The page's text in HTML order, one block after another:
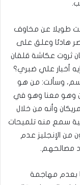
طويلا عن مخاوف
هادئا وعلق على
ثروت عكاشة قلقان
أخبار علي ضبري؟
وسألت: من هو
وهو معنا وهو في
وأنه من خلال
سمع منه تلميحات
الإنجليز عدم
مصالحهم.
بعدم مهاجمة